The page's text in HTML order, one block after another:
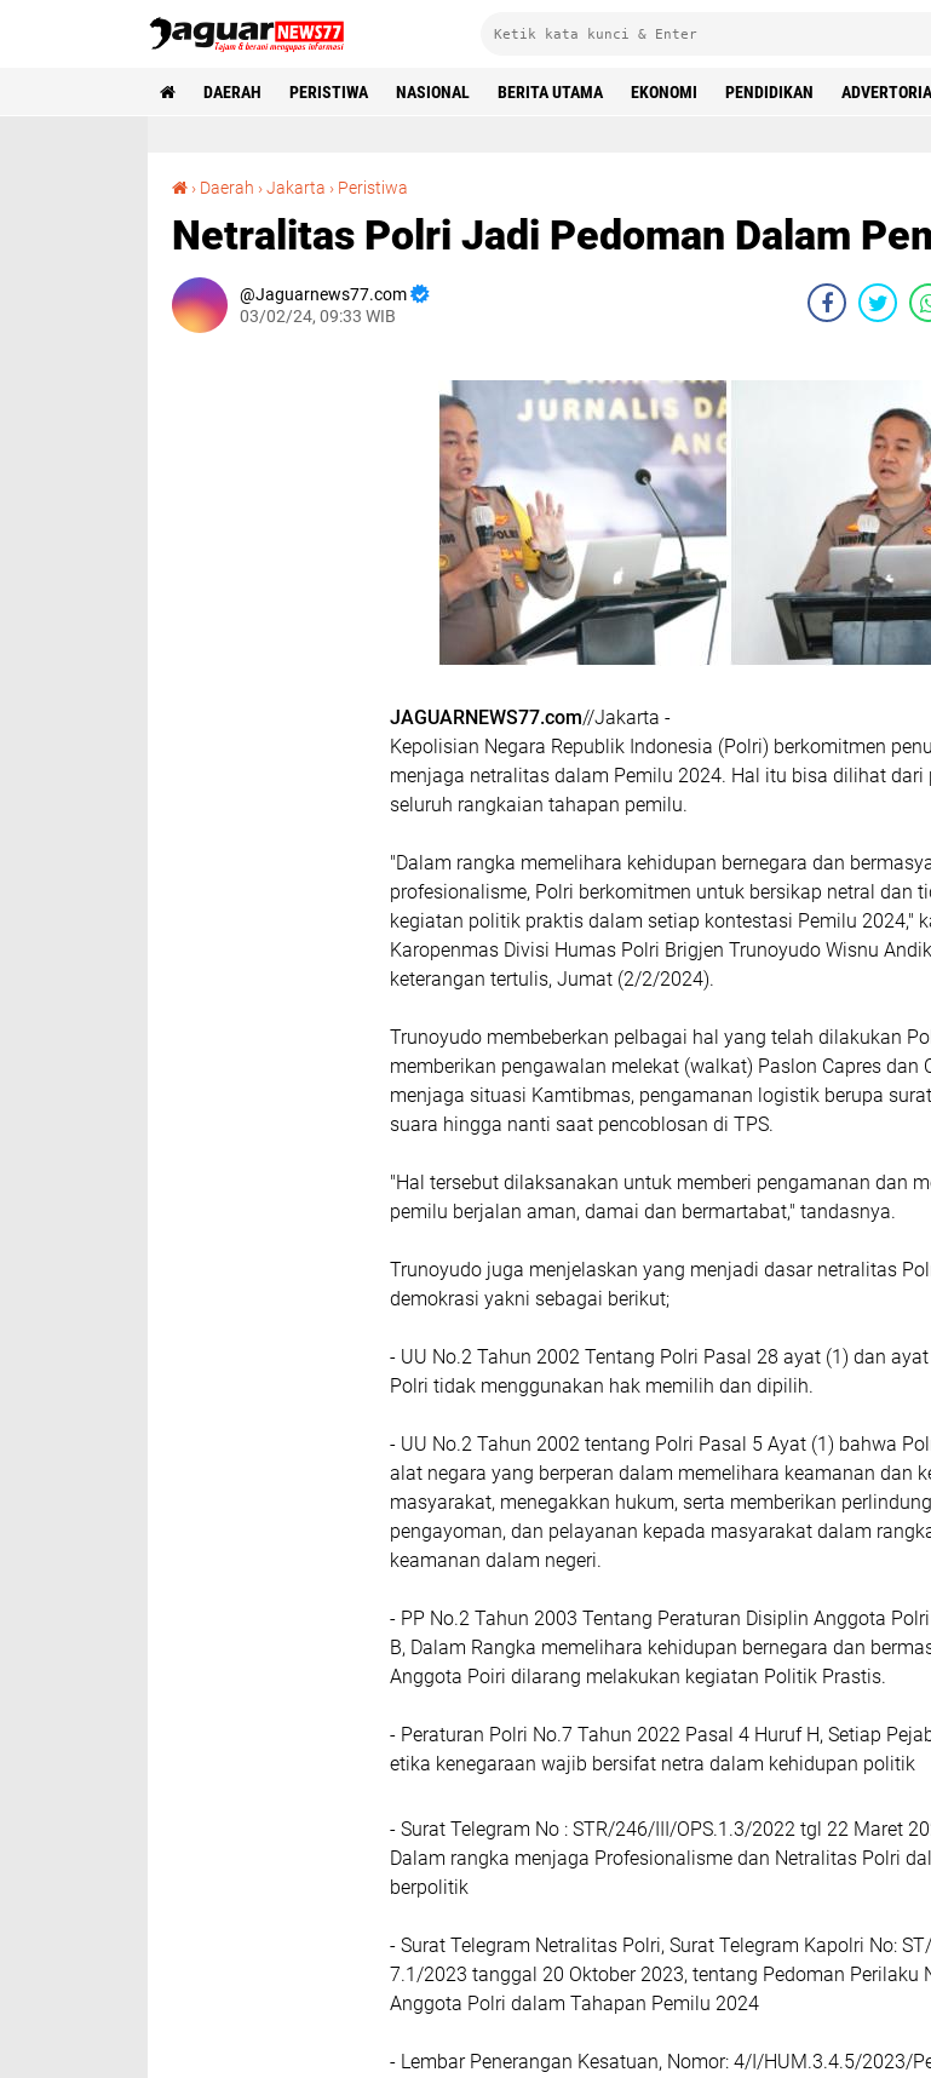
DAERAH PERISTIWA NASIONAL BERITA UTAMA EKONOMI PENDIDIKAN
› Daerah ›Jakarta › Peristiwa
Netralitas Polri Jadi Pedoman Dalam
Jaguarnews77.com
03/02/24, 09:33 WIB
JAGUARNEWS77.com//Jakarta -
Kepolisian Negara Republik Indonesia (Polri) berkomitmen
menjaga netralitas dalam Pemilu 2024. Hal itu bisa dilihat dari
seluruh rangkaian tahapan pemilu.
"Dalam rangka memelihara kehidupan bernegara dan
profesionalisme, Polri berkomitmen untuk bersikap netral dan
kegiatan politik praktis dalam setiap kontestasi Pemilu 2024,"
Karopenmas Divisi Humas Polri Brigjen Trunoyudo Wisnu
keterangan tertulis, Jumat (2/2/2024).
Trunoyudo membeberkan pelbagai hal yang telah dilakukan
memberikan pengawalan melekat (walkat) Paslon Capres dan
menjaga situasi Kamtibmas, pengamanan logistik berupa
suara hingga nanti saat pencoblosan di TPS.
"Hal tersebut dilaksanakan untuk memberi pengamanan dan
pemilu berjalan aman, damai dan bermartabat," tandasnya.
Trunoyudo juga menjelaskan yang menjadi dasar netralitas
demokrasi yakni sebagai berikut;
- UU No.2 Tahun 2002 Tentang Polri Pasal 28 ayat (1) dan
Polri tidak menggunakan hak memilih dan dipilih.
- UU No.2 Tahun 2002 tentang Polri Pasal 5 Ayat (1) bahwa
alat negara yang berperan dalam memelihara keamanan dan
masyarakat, menegakkan hukum, serta memberikan
pengayoman, dan pelayanan kepada masyarakat dalam
keamanan dalam negeri.
- PP No.2 Tahun 2003 Tentang Peraturan Disiplin Anggota
B, Dalam Rangka memelihara kehidupan bernegara dan
Anggota Poiri dilarang melakukan kegiatan Politik Prastis.
- Peraturan Polri No.7 Tahun 2022 Pasal 4 Huruf H, Setiap
etika kenegaraan wajib bersifat netra dalam kehidupan politik
- Surat Telegram No : STR/246/III/OPS.1.3/2022 tgl 22 Maret
Dalam rangka menjaga Profesionalisme dan Netralitas Polri
berpolitik
- Surat Telegram Netralitas Polri, Surat Telegram Kapolri No:
7.1/2023 tanggal 20 Oktober 2023, tentang Pedoman Perilaku
Anggota Polri dalam Tahapan Pemilu 2024
- Lembar Penerangan Kesatuan, Nomor: 4/I/HUM.3.4.5/2023/